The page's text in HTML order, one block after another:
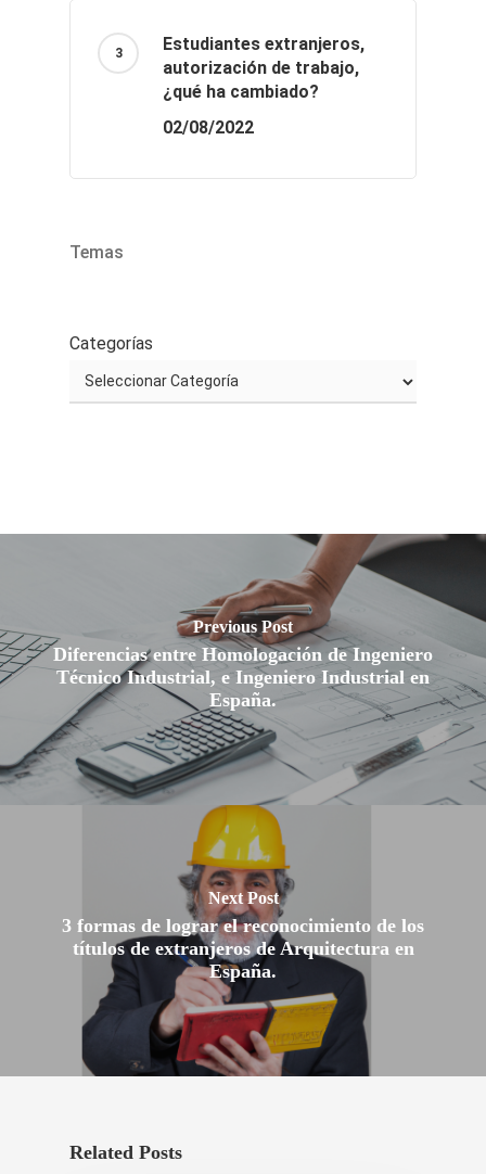
Estudiantes extranjeros,
autorización de trabajo,
¿qué ha cambiado?
02/08/2022
Temas
Categorías
Previous Post
Diferencias entre Homologación de Ingeniero
Técnico Industrial, e Ingeniero Industrial en
España.
Next Post
3 formas de lograr el reconocimiento de los
títulos de extranjeros de Arquitectura en
España.
Related Posts